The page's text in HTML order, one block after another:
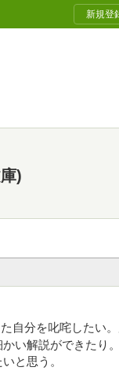
新規登
)
自分を叱咤したい
い解説ができたり
と思う。